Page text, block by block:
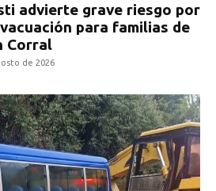
advierte grave riesgo por
para familias de
Corral
de 2026